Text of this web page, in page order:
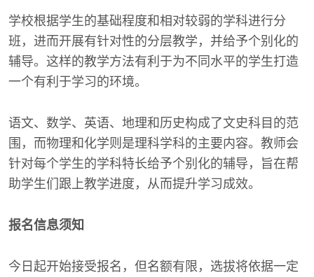
学校根据学生的基础程度和相对较弱的学科进行分
班，进而开展有针对性的分层教学，并给予个别化的
辅导。这样的教学方法有利于为不同水平的学生打造
一个有利于学习的环境。
语文、数学、英语、地理和历史构成了文史科目的范
围，而物理和化学则是理科学科的主要内容。教师会
针对每个学生的学科特长给予个别化的辅导，旨在帮
助学生们跟上教学进度，从而提升学习成效。
报名信息须知
今日起开始接受报名，但名额有限，选拔将依据一定